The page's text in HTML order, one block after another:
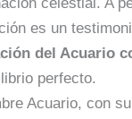
es un
del Acuario
perfecto.
Acuario, con